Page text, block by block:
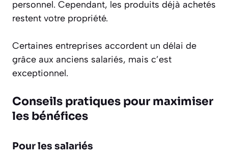
personnel. Cependant, les produits déjà achetés
restent votre propriété.
Certaines entreprises accordent un délai de
grâce aux anciens salariés, mais c’est
exceptionnel.
Conseils pratiques pour maximiser
les bénéfices
Pour les salariés